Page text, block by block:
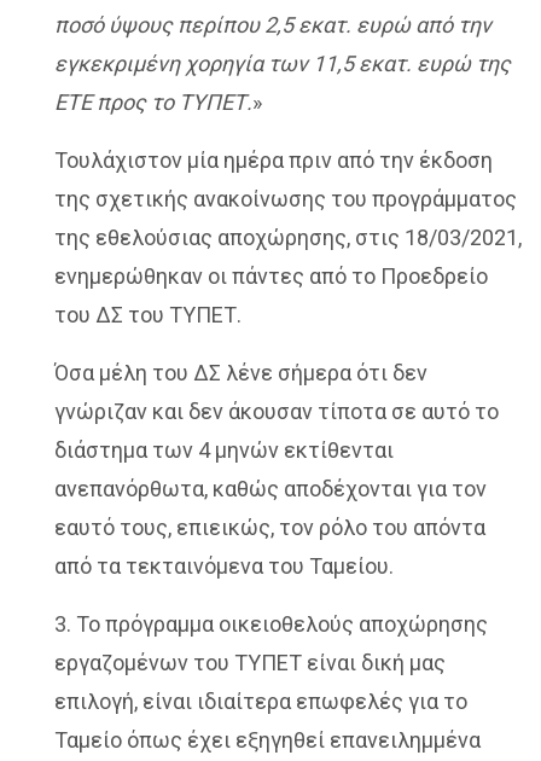
ποσό ύψους περίπου 2,5 εκατ. ευρώ από την
εγκεκριμένη χορηγία των 11,5 εκατ. ευρώ της
ΕΤΕ προς το ΤΥΠΕΤ.»
Τουλάχιστον μία ημέρα πριν από την έκδοση
της σχετικής ανακοίνωσης του προγράμματος
της εθελούσιας αποχώρησης, στις 18/03/2021,
ενημερώθηκαν οι πάντες από το Προεδρείο
του ΔΣ του ΤΥΠΕΤ.
Όσα μέλη του ΔΣ λένε σήμερα ότι δεν
γνώριζαν και δεν άκουσαν τίποτα σε αυτό το
διάστημα των 4 μηνών εκτίθενται
ανεπανόρθωτα, καθώς αποδέχονται για τον
εαυτό τους, επιεικώς, τον ρόλο του απόντα
από τα τεκταινόμενα του Ταμείου.
3. Το πρόγραμμα οικειοθελούς αποχώρησης
εργαζομένων του ΤΥΠΕΤ είναι δική μας
επιλογή, είναι ιδιαίτερα επωφελές για το
Ταμείο όπως έχει εξηγηθεί επανειλημμένα